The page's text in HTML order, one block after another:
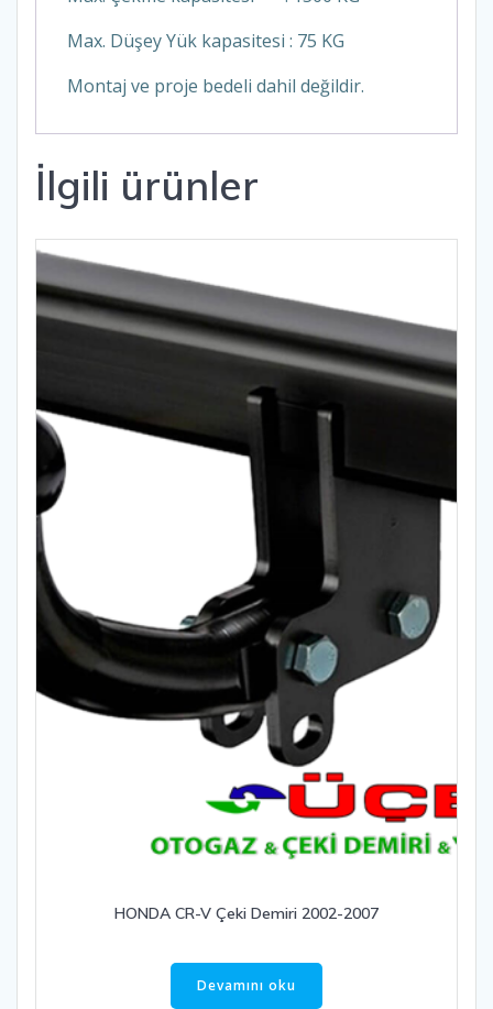
Max. Düşey Yük kapasitesi : 75 KG
Montaj ve proje bedeli dahil değildir.
İlgili ürünler
HONDA CR-V Çeki Demiri 2002-2007
Devamını oku